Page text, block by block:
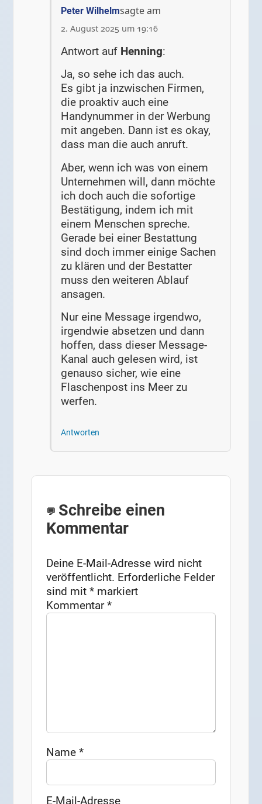
Peter Wilhelmsagte am
2. August 2025 um 19:16
Antwort auf Henning:
Ja, so sehe ich das auch.
Es gibt ja inzwischen Firmen,
die proaktiv auch eine
Handynummer in der Werbung
mit angeben. Dann ist es okay,
dass man die auch anruft.
Aber, wenn ich was von einem
Unternehmen will, dann möchte
ich doch auch die sofortige
Bestätigung, indem ich mit
einem Menschen spreche.
Gerade bei einer Bestattung
sind doch immer einige Sachen
zu klären und der Bestatter
muss den weiteren Ablauf
ansagen.
Nur eine Message irgendwo,
irgendwie absetzen und dann
hoffen, dass dieser Message-
Kanal auch gelesen wird, ist
genauso sicher, wie eine
Flaschenpost ins Meer zu
werfen.
Antworten
Schreibe einen
Kommentar
Deine E-Mail-Adresse wird nicht
veröffentlicht. Erforderliche Felder
sind mit* markiert
Kommentar*
Name*
E-Mail-Adresse